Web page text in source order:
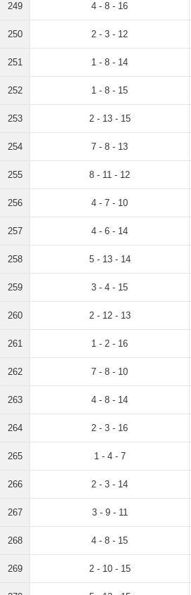
249 4 - 8 - 16
250 2 - 3 - 12
251 1 - 8 - 14
252 1 - 8 - 15
253 2 - 13 - 15
254 7 - 8 - 13
255 8 - 11 - 12
256 4 - 7 - 10
257 4 - 6 - 14
258 5 - 13 - 14
259 3 - 4 - 15
260 2 - 12 - 13
261 1 - 2 - 16
262 7 - 8 - 10
263 4 - 8 - 14
264 2 - 3 - 16
265 1 - 4 - 7
266 2 - 3 - 14
267 3 - 9 - 11
268 4 - 8 - 15
269 2 - 10 - 15